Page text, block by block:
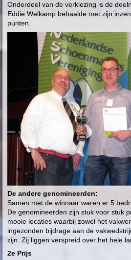
Onderdeel van de verkiezing is de
Eddie Welkamp behaalde met zijn
punten.
De andere genomineerden:
Samen met de winnaar waren er 5
De genomineerden zijn stuk voor stuk
mooie locaties waarbij zowel het
ingezonden bijdrage aan de
zijn. Zij liggen verspreid over het hele
2e Prijs